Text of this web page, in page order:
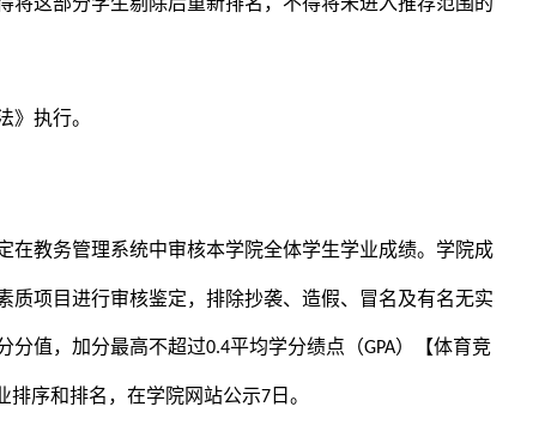
》执行。
教务管理系统中审核本学院全体学生学业成绩。学院成
项目进行审核鉴定，排除抄袭、造假、冒名及有名无实
分值，加分最高不超过0.4平均学分绩点（GPA） 【体育竞
排序和排名，在学院网站公示7 日。